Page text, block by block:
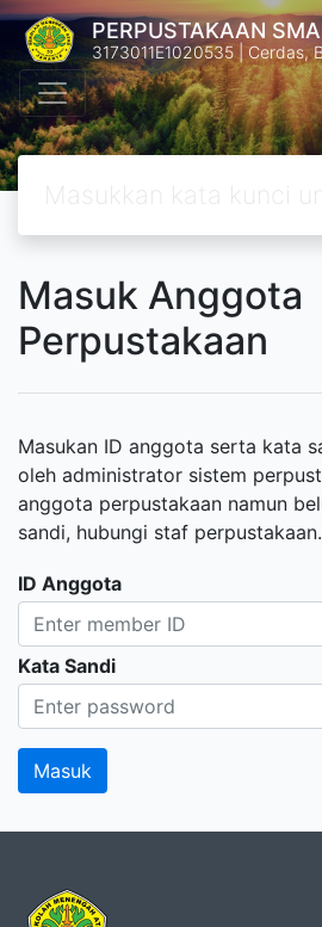
PERPUSTAKAAN
3173011E1020535 | Cerdas,
Masuk Anggota
Perpustakaan
Masukan ID anggota serta kata
oleh administrator sistem
anggota perpustakaan namun
sandi, hubungi staf perpustakaan.
ID Anggota
Kata Sandi